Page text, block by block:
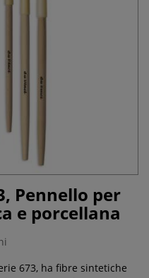
Pennello per
e porcellana
673, ha fibre sintetiche